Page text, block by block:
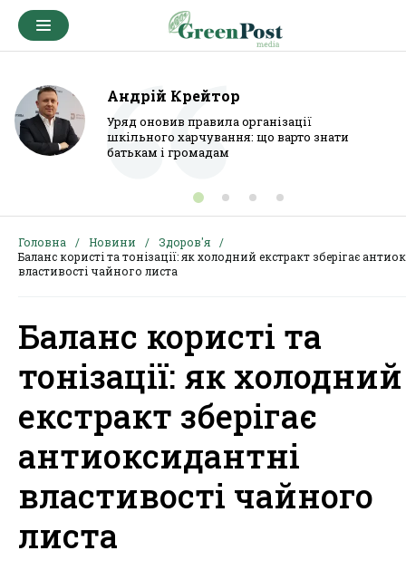
Андрій Крейтор
Уряд оновив правила організації
шкільного харчування: що варто знати
батькам і громадам
Головна Новини
Здоров'я
Баланс користі та тонізації: як холодний екстракт зберігає
властивості чайного листа
Баланс користі та
тонізації: як холодний
екстракт зберігає
антиоксидантні
властивості чайного
листа